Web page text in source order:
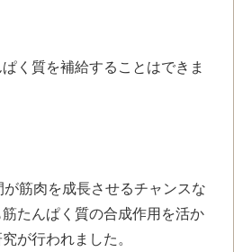
く質を補給することはできま
が筋肉を成長させるチャンスな
たんぱく質の合成作用を活か
が行われました。